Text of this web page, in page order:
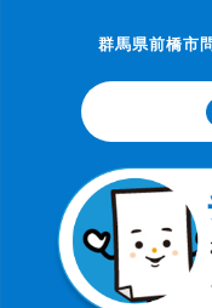
群馬県前橋市